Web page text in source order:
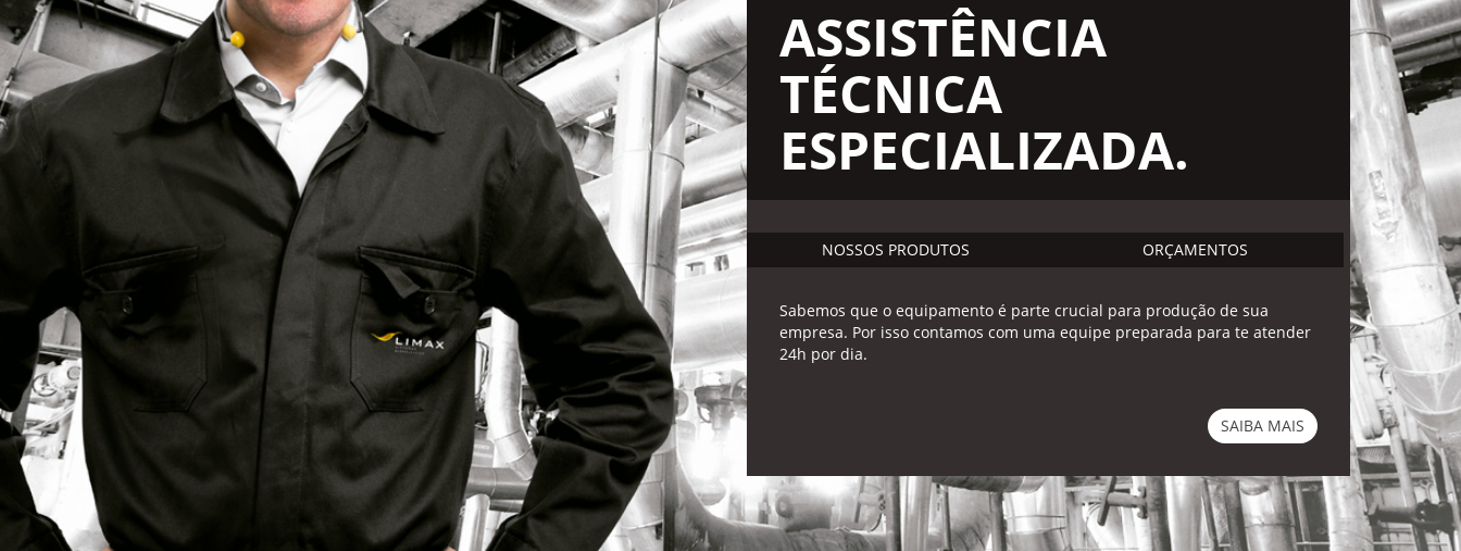
ASSISTÊNCIA
TÉCNICA
ESPECIALIZADA.
NOSSOS PRODUTOS ORÇAMENTOS
Sabemos que o equipamento é parte crucial para produção de sua
empresa. Por isso contamos com uma equipe preparada para te atender
24h por dia.
SAIBA MAIS